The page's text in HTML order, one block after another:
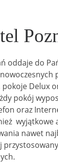
oddaje do
Delux
pokój
oraz
nawet